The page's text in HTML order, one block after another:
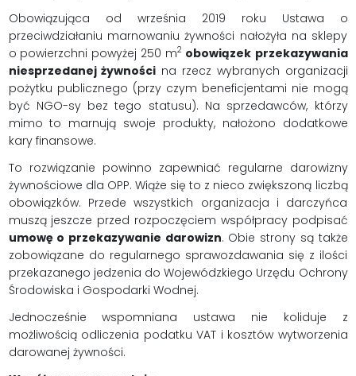
Obowiązująca od września 2019 roku Ustawa o
przeciwdziałaniu marnowaniu żywności nałożyła na sklepy
o powierzchni powyżej 250 m2 obowiązek przekazywania
niesprzedanej żywności na rzecz wybranych organizacji
pożytku publicznego (przy czym beneficjentami nie mogą
być NGO-sy bez tego statusu). Na sprzedawców, którzy
mimo to marnują swoje produkty, nałożono dodatkowe
kary finansowe.
To rozwiązanie powinno zapewniać regularne darowizny
żywnościowe dla OPP. Wiąże się to z nieco zwiększoną liczbą
obowiązków. Przede wszystkich organizacja i darczyńca
muszą jeszcze przed rozpoczęciem współpracy podpisać
umowę o przekazywanie darowizn. Obie strony są także
zobowiązane do regularnego sprawozdawania się z ilości
przekazanego jedzenia do Wojewódzkiego Urzędu Ochrony
Środowiska i Gospodarki Wodnej.
Jednocześnie wspomniana ustawa nie koliduje z
możliwością odliczenia podatku VAT i kosztów wytworzenia
darowanej żywności.